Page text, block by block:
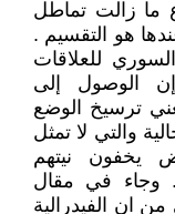
ما زالت تماطل
هو التقسيم .
للعلاقات
إن الوصول إلى
يعني ترسيخ الوضع
والتي لا تمثل
يخفون نيتهم
". وجاء في مقال
ان الفيدرالية